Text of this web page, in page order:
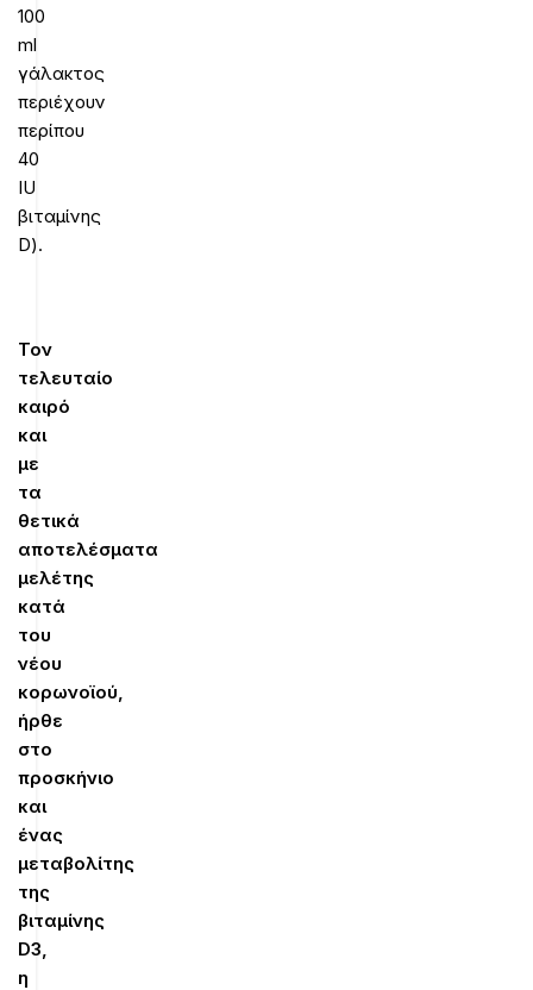
100
ml
γάλακτος
περιέχουν
περίπου
40
IU
βιταμίνης
D).
Τον
τελευταίο
καιρό
και
με
τα
θετικά
αποτελέσματα
μελέτης
κατά
του
νέου
κορωνοϊού,
ήρθε
στο
προσκήνιο
και
ένας
μεταβολίτης
της
βιταμίνης
D3,
η